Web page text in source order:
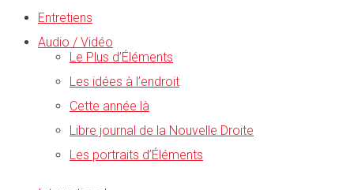
Entretiens
Audio / Vidéo
Le Plus d’Éléments
Les idées à l’endroit
Cette année là
Libre journal de la Nouvelle Droite
Les portraits d’Éléments